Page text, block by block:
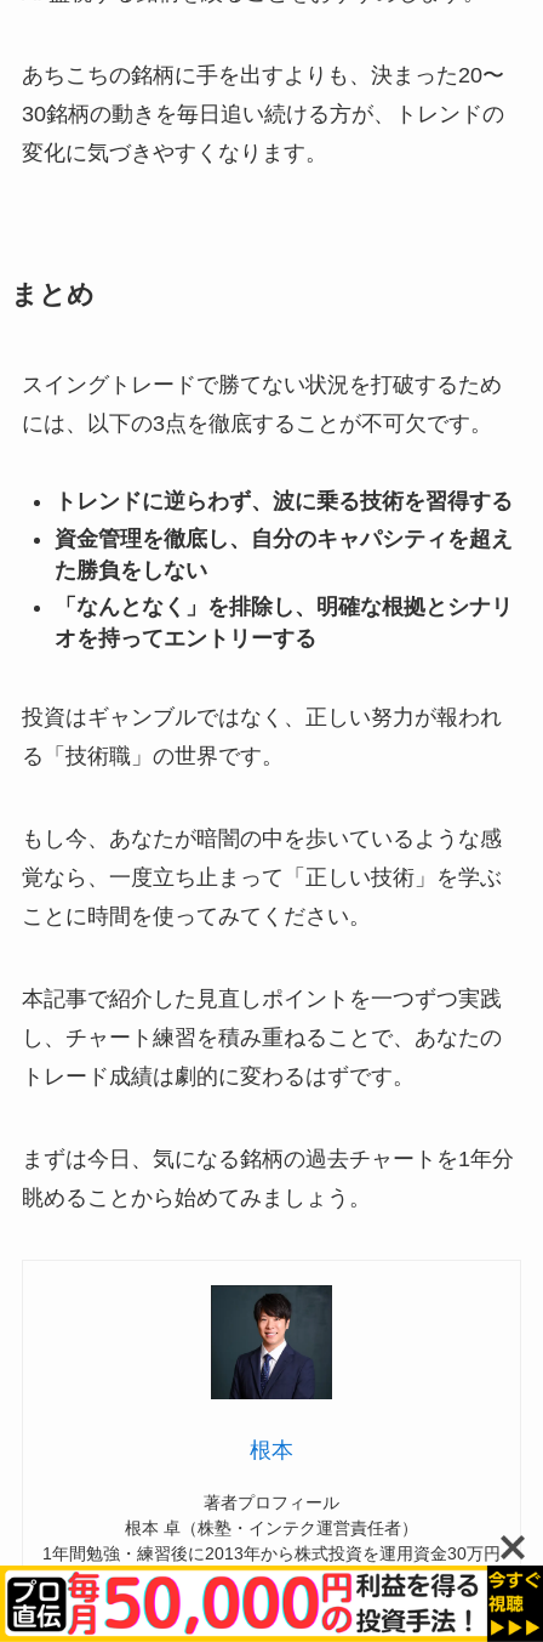
あちこちの銘柄に手を出すよりも、決まった20〜
30銘柄の動きを毎日追い続ける方が、トレンドの
変化に気づきやすくなります。
まとめ
スイングトレードで勝てない状況を打破するため
には、以下の3点を徹底することが不可欠です。
トレンドに逆らわず、波に乗る技術を習得する
資金管理を徹底し、自分のキャパシティを超え
た勝負をしない
「なんとなく」を排除し、明確な根拠とシナリ
オを持ってエントリーする
投資はギャンブルではなく、正しい努力が報われ
る「技術職」の世界です。
もし今、あなたが暗闇の中を歩いているような感
覚なら、一度立ち止まって「正しい技術」を学ぶ
ことに時間を使ってみてください。
本記事で紹介した見直しポイントを一つずつ実践
し、チャート練習を積み重ねることで、あなたの
トレード成績は劇的に変わるはずです。
まずは今日、気になる銘柄の過去チャートを1年分
眺めることから始めてみましょう。
根本
著者プロフィール
根本 卓（株塾・インテク運営責任者）
1年間勉強・練習後に2013年から株式投資を運用資金30万円
から開始。
地道に続け、7年後に月500万円の利益を出せるように。